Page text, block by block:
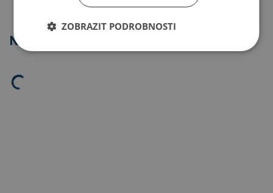
Nejprodávanější
ZOBRAZIT PODROBNOSTI